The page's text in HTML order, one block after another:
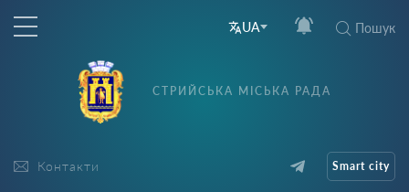
UA Пошук
Контакти
СТРИЙСЬКА МІСЬКА РАДА
Smart city